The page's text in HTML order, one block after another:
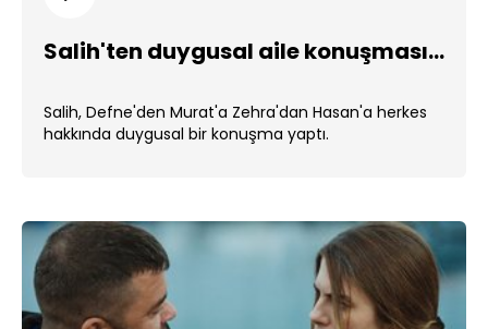
Salih'ten duygusal aile konuşması...
Salih, Defne'den Murat'a Zehra'dan Hasan'a herkes
hakkında duygusal bir konuşma yaptı.